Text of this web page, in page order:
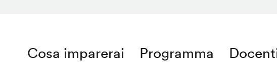
Cosa imparerai Programma